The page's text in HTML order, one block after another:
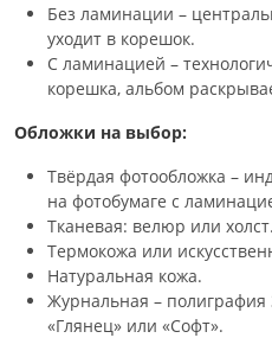
Без ламинации –
уходит в корешок.
С ламинацией –
корешка, альбом
Обложки на выбор:
Твёрдая фотообложка –
на фотобумаге с
Тканевая: велюр или холст.
Термокожа или
Натуральная кожа.
Журнальная – полиграфия
«Глянец» или «Софт».